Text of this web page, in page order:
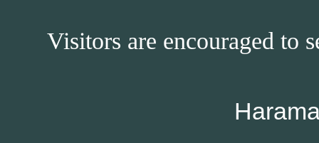
Visitors are encouraged to